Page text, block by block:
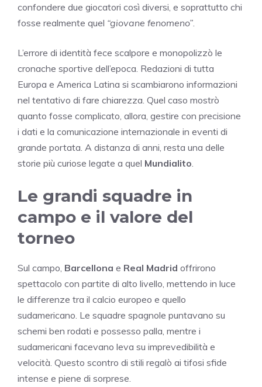
confondere due giocatori così diversi, e soprattutto chi
fosse realmente quel “giovane fenomeno”
L’errore di identità fece scalpore e monopolizzò le
cronache sportive dell’epoca. Redazioni di tutta
Europa e America Latina si scambiarono informazioni
nel tentativo di fare chiarezza. Quel caso mostrò
quanto fosse complicato, allora, gestire con precisione
i dati e la comunicazione internazionale in eventi di
grande portata. A distanza di anni, resta una delle
storie più curiose legate a quel Mundialito
Le grandi squadre in
campo e il valore del
torneo
Sul campo, Barcellona e Real Madrid offrirono
spettacolo con partite di alto livello, mettendo in luce
le differenze tra il calcio europeo e quello
sudamericano. Le squadre spagnole puntavano su
schemi ben rodati e possesso palla, mentre i
sudamericani facevano leva su imprevedibilità e
velocità. Questo scontro di stili regalò ai tifosi sfide
intense e piene di sorprese.